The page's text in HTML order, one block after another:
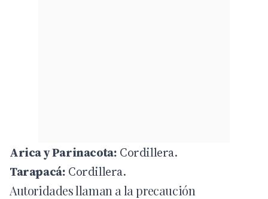
Arica y Parinacota: Cordillera.
Tarapacá: Cordillera.
Autoridades llaman a la precaución